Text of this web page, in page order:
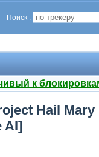
Поиск :
к
Hail
AI]